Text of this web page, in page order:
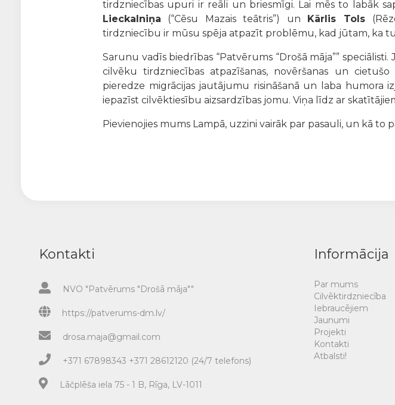
tirdzniecības upuri ir reāli un briesmīgi. Lai mēs to labāk
Lieckalniņa (“Cēsu Mazais teātris”) un Kārlis Tols
tirdzniecību ir mūsu spēja atpazīt problēmu, kad jūtam, ka
Sarunu vadīs biedrības “Patvērums “Drošā māja”” speciālisti.
cilvēku tirdzniecības atpazīšanas, novēršanas un
pieredze migrācijas jautājumu risināšanā un laba humora
iepazīst cilvēktiesību aizsardzības jomu. Viņa līdz ar
Pievienojies mums Lampā, uzzini vairāk par pasauli, un kā to
Kontakti
NVO "Patvērums "Drošā māja""
https://patverums-dm.lv/
drosa.maja@gmail.com
+371 67898343 +371 28612120 (24/7 telefons)
Lāčplēša iela 75 - 1 B, Rīga, LV-1011
Informācija
Par mums
Cilvēktirdzniecība
Iebraucējiem
Jaunumi
Projekti
Kontakti
Atbalsti!